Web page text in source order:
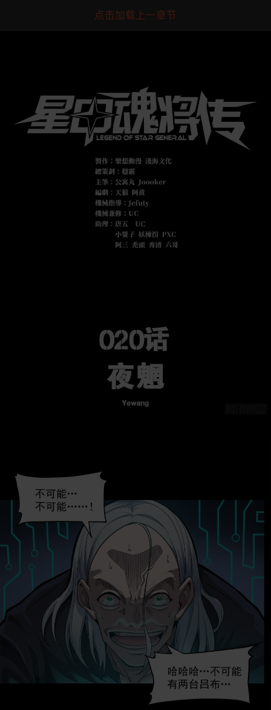
点击加载上一章节